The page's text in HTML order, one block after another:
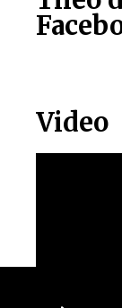
Video